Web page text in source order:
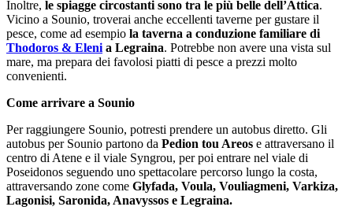
Inoltre, le spiagge circostanti sono tra le più belle dell’Attica.
Vicino a Sounio, troverai anche eccellenti taverne per gustare il
pesce, come ad esempio la taverna a conduzione familiare di
Thodoros & Eleni a Legraina. Potrebbe non avere una vista sul
mare, ma prepara dei favolosi piatti di pesce a prezzi molto
convenienti.
Come arrivare a Sounio
Per raggiungere Sounio, potresti prendere un autobus diretto. Gli
autobus per Sounio partono da Pedion tou Areos e attraversano il
centro di Atene e il viale Syngrou, per poi entrare nel viale di
Poseidonos seguendo uno spettacolare percorso lungo la costa,
attraversando zone come Glyfada, Voula, Vouliagmeni, Varkiza,
Lagonisi, Saronida, Anavyssos e Legraina.